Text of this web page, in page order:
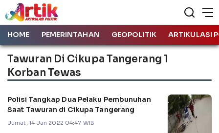
HOME PEMERINTAHAN GEOPOLITIK ARTIKULASI
Tawuran Di Cikupa Tangerang 1
Korban Tewas
Polisi Tangkap Dua Pelaku Pembunuhan
Saat Tawuran di Cikupa Tangerang
Jumat, 14 Jan 2022 04:47 WIB